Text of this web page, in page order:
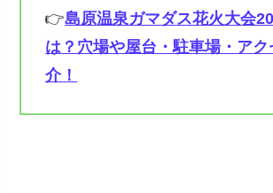
👉島原温泉ガマダス花火大会
は？穴場や屋台・駐車場・ア
介！